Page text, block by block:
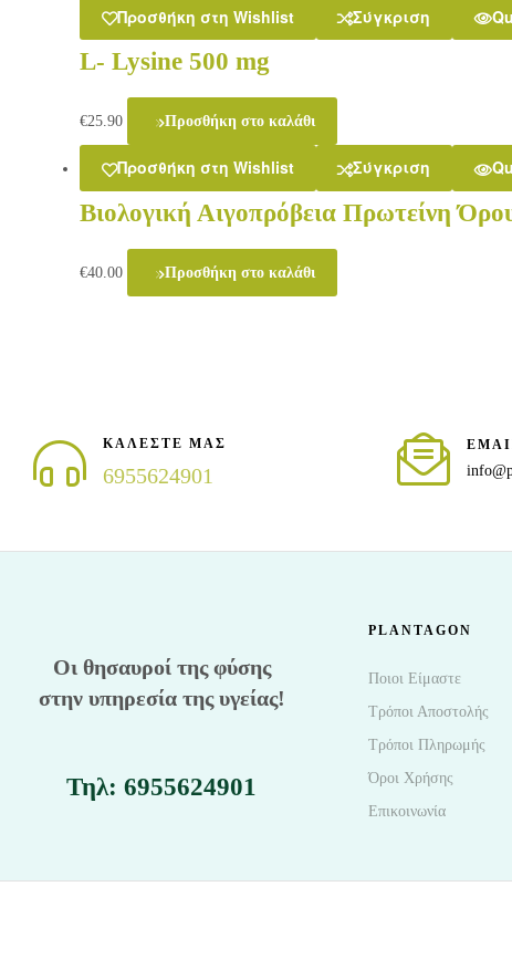
Προσθήκη στη Wishlist Σύγκριση
L- Lysine 500 mg
€25.90 Προσθήκη στο καλάθι
Προσθήκη στη Wishlist Σύγκριση
Βιολογική Αιγοπρόβεια Πρωτείνη
€40.00 Προσθήκη στο καλάθι
ΚΑΛΕΣΤΕ ΜΑΣ
6955624901
Οι θησαυροί της φύσης
στην υπηρεσία της υγείας!
Τηλ: 6955624901
PLANTAGON
Ποιοι Είμαστε
Τρόποι Αποστολής
Τρόποι Πληρωμής
Όροι Χρήσης
Επικοινωνία